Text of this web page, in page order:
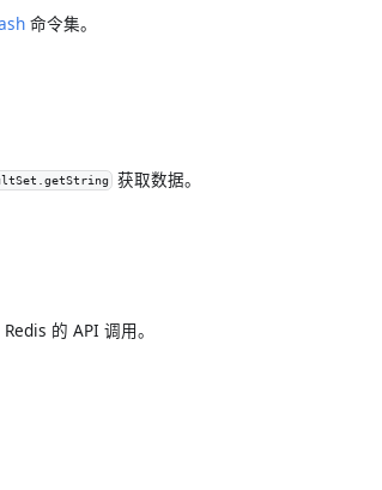
命令集。
获取数据。
的 API 调用。